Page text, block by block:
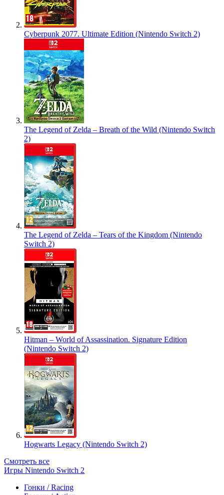
Cyberpunk 2077. Ultimate Edition (Nintendo Switch 2)
The Legend of Zelda – Breath of the Wild (Nintendo Switch
2)
The Legend of Zelda – Tears of the Kingdom (Nintendo
Switch 2)
Hitman – World of Assassination. Signature Edition
(Nintendo Switch 2)
Hogwarts Legacy (Nintendo Switch 2)
Смотреть все
Игры Nintendo Switch 2
Гонки / Racing